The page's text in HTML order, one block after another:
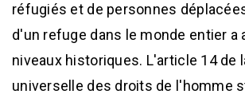
réfugiés et de personnes
d'un refuge dans le monde entier a
niveaux historiques. L'article 14 de
universelle des droits de l'homme